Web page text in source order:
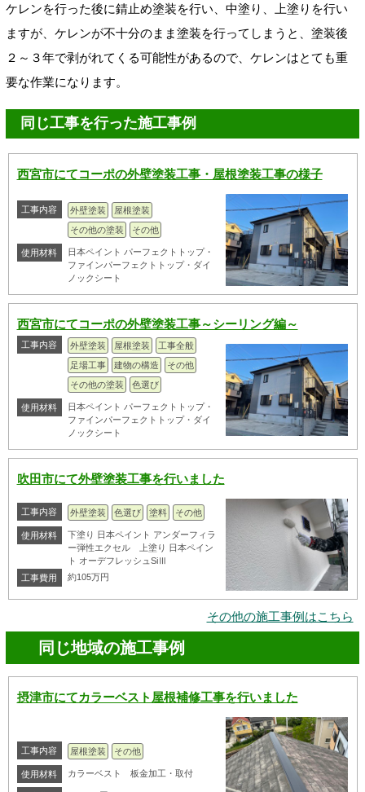
ケレンを行った後に錆止め塗装を行い、中塗り、上塗りを行い
ますが、ケレンが不十分のまま塗装を行ってしまうと、塗装後
２～３年で剥がれてくる可能性があるので、ケレンはとても重
要な作業になります。
同じ工事を行った施工事例
西宮市にてコーポの外壁塗装工事・屋根塗装工事の様子
工事内容 外壁塗装
屋根塗装
その他の塗装
その他
使用材料
日本ペイント パーフェクトトップ・
ファインパーフェクトトップ・ダイ
ノックシート
西宮市にてコーポの外壁塗装工事～シーリング編～
工事内容 外壁塗装 屋根塗装
工事全般
足場工事
建物の構造
その他
その他の塗装
色選び
使用材料
日本ペイント パーフェクトトップ・
ファインパーフェクトトップ・ダイ
ノックシート
吹田市にて外壁塗装工事を行いました
工事内容 外壁塗装 色選び 塗料 その他
使用材料
下塗り 日本ペイント アンダーフィラ
ー弾性エクセル 上塗り 日本ペイン
ト オーデフレッシュSiⅢ
工事費用
約105万円
その他の施工事例はこちら
同じ地域の施工事例
摂津市にてカラーベスト屋根補修工事を行いました
工事内容 屋根塗装 その他
使用材料 カラーベスト 板金加工・取付